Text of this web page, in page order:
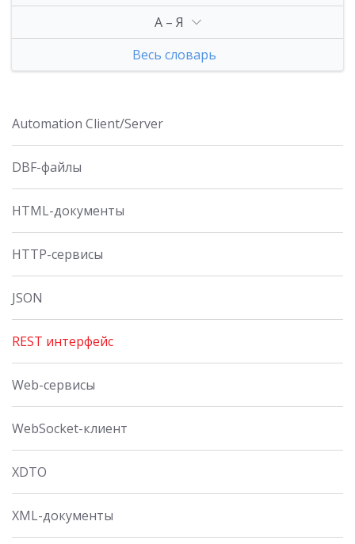
А – Я
Весь словарь
Automation Client/Server
DBF-файлы
HTML-документы
HTTP-сервисы
JSON
REST интерфейс
Web-сервисы
WebSocket-клиент
XDTO
XML-документы